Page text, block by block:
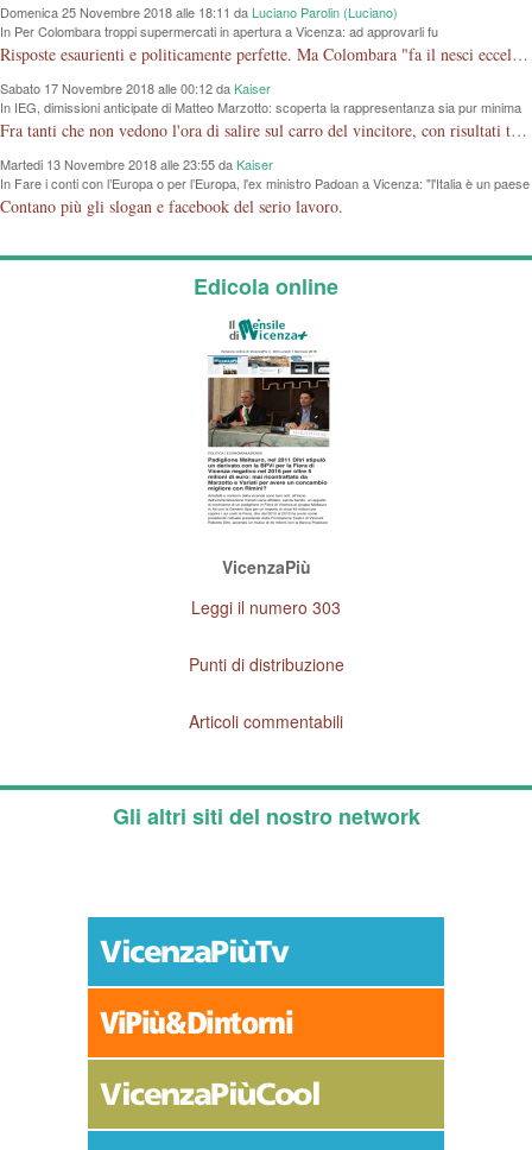
Domenica 25 Novembre 2018 alle 18:11 daLuciano Parolin (Luciano)
In Per Colombara troppi supermercati in apertura a Vicenza: ad approvarli fu
l'amministrazione di cui faceva parte
Risposte esaurienti e politicamente perfette. Ma Colombara "fa il nesci eccellenza o non ha capito?". Le elezioni le ha perse, ed è rimasto SOLO, con un regolamento comunale che LE permette di fare GRUPPO con una sola Persona. Cosa ci sta a fare lì, entri nel PD così fa "gruppo"....Amen.
Sabato 17 Novembre 2018 alle 00:12 daKaiser
In IEG, dimissioni anticipate di Matteo Marzotto: scoperta la rappresentanza sia pur minima
di Vicenza a Rimini a poco da sbarco in Borsa
Fra tanti che non vedono l'ora di salire sul carro del vincitore, con risultati tragicomici, almeno due che coerenti con se stessi scendono dalla giostra.
Martedi 13 Novembre 2018 alle 23:55 daKaiser
In Fare i conti con l’Europa o per l’Europa, l'ex ministro Padoan a Vicenza: "l'Italia è un paese
bancocentrico e ha un problema di credibilità"
Contano più gli slogan e facebook del serio lavoro.
Edicola online
VicenzaPiù
Leggi il numero 303
Punti di distribuzione
Articoli commentabili
Gli altri siti del nostro network